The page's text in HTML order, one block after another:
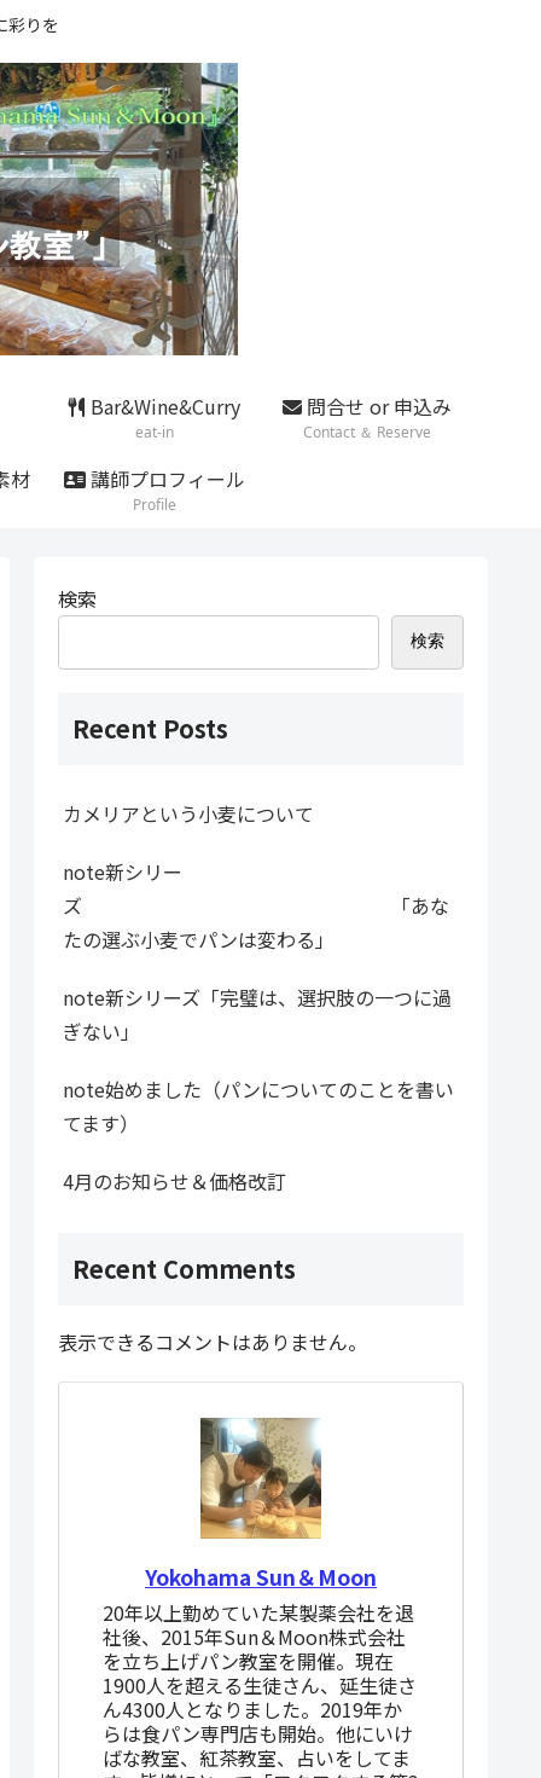
彩りを
Bar&Wine&Curry
eat-in
問合せ or 申込み
Contact ＆ Reserve
材 講師プロフィール
Profile
検索
検索
Recent Posts
カメリアという小麦について
note新シリー
ズ 「あな
たの選ぶ小麦でパンは変わる」
note新シリーズ「完璧は、選択肢の一つに過
ぎない」
note始めました（パンについてのことを書い
てます）
4月のお知らせ＆価格改訂
Recent Comments
表示できるコメントはありません。
Yokohama Sun＆Moon
20年以上勤めていた某製薬会社を退
社後、2015年Sun＆Moon株式会社
を立ち上げパン教室を開催。現在
1900人を超える生徒さん、延生徒さ
ん4300人となりました。2019年か
らは食パン専門店も開始。他にいけ
ばな教室、紅茶教室、占いをしてま